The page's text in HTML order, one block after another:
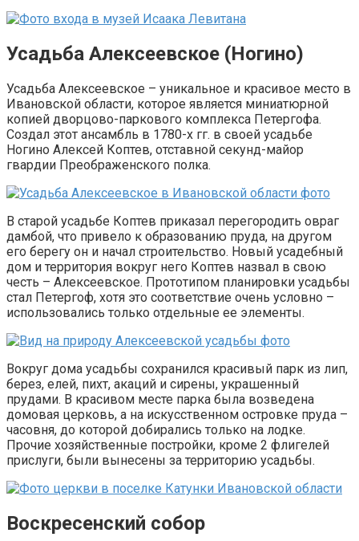
Усадьба Алексеевское (Ногино)
Усадьба Алексеевское – уникальное и красивое место в
Ивановской области, которое является миниатюрной
копией дворцово-паркового комплекса Петергофа.
Создал этот ансамбль в 1780-х гг. в своей усадьбе
Ногино Алексей Коптев, отставной секунд-майор
гвардии Преображенского полка.
В старой усадьбе Коптев приказал перегородить овраг
дамбой, что привело к образованию пруда, на другом
его берегу он и начал строительство. Новый усадебный
дом и территория вокруг него Коптев назвал в свою
честь – Алексеевское. Прототипом планировки усадьбы
стал Петергоф, хотя это соответствие очень условно –
использовались только отдельные ее элементы.
Вокруг дома усадьбы сохранился красивый парк из лип,
берез, елей, пихт, акаций и сирены, украшенный
прудами. В красивом месте парка была возведена
домовая церковь, а на искусственном островке пруда –
часовня, до которой добирались только на лодке.
Прочие хозяйственные постройки, кроме 2 флигелей
прислуги, были вынесены за территорию усадьбы.
Воскресенский собор